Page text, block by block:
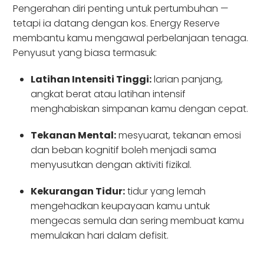
Pengerahan diri penting untuk pertumbuhan —
tetapi ia datang dengan kos. Energy Reserve
membantu kamu mengawal perbelanjaan tenaga.
Penyusut yang biasa termasuk:
Latihan Intensiti Tinggi:larian panjang,
angkat berat atau latihan intensif
menghabiskan simpanan kamu dengan cepat.
Tekanan Mental:mesyuarat, tekanan emosi
dan beban kognitif boleh menjadi sama
menyusutkan dengan aktiviti fizikal.
Kekurangan Tidur:tidur yang lemah
mengehadkan keupayaan kamu untuk
mengecas semula dan sering membuat kamu
memulakan hari dalam defisit.